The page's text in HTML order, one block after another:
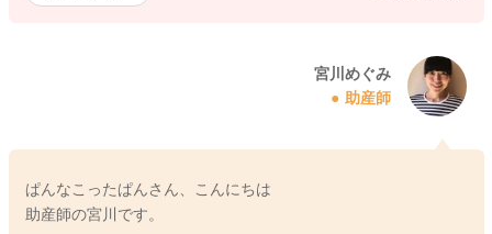
宮川めぐみ
助産師
ぱんなこったぱんさん、こんにちは
助産師の宮川です。